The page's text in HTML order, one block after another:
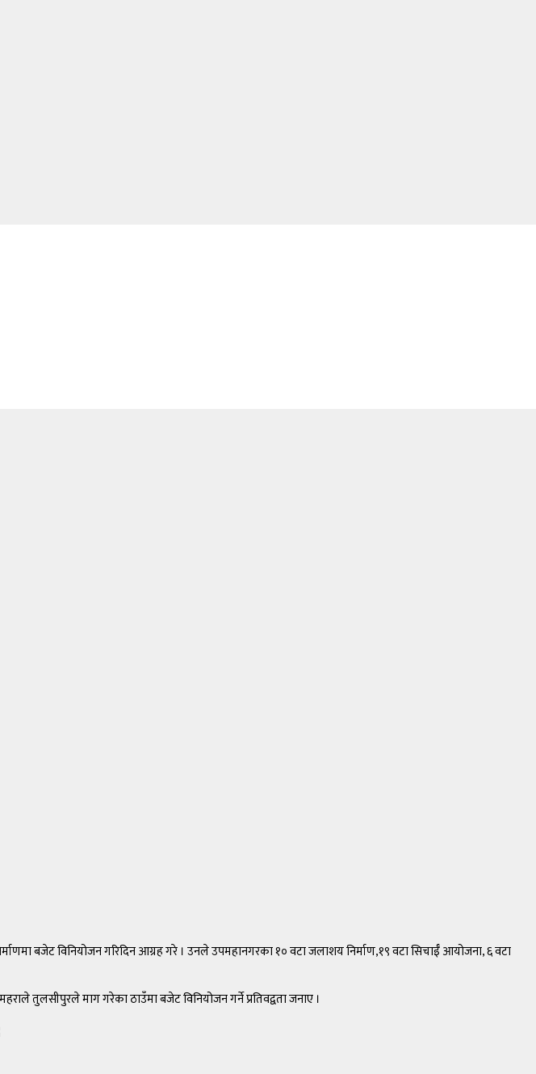
बजेट विनियोजन गरिदिन आग्रह गरे । उनले उपमहानगरका १० वटा जलाशय निर्माण,१९ वटा सिचाईँ आयोजना, ६ वटा
तुलसीपुरले माग गरेका ठाउँमा बजेट विनियोजन गर्ने प्रतिवद्वता जनाए ।